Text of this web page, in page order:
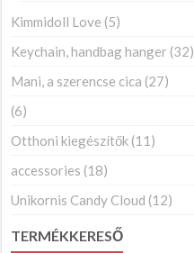
Kimmidoll Love (5)
Keychain, handbag hanger (32)
Mani, a szerencse cica (27)
(6)
Otthoni kiegészítők (11)
accessories (18)
Unikornis Candy Cloud (12)
TERMÉKKERESŐ